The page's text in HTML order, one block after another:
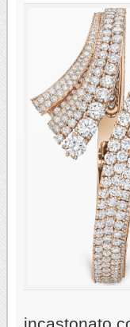
incastonato